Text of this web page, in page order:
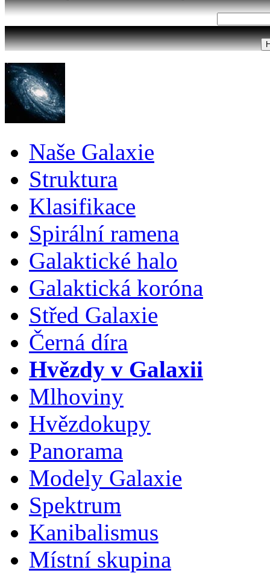
Naše Galaxie
Struktura
Klasifikace
Spirální ramena
Galaktické halo
Galaktická koróna
Střed Galaxie
Černá díra
Hvězdy v Galaxii
Mlhoviny
Hvězdokupy
Panorama
Modely Galaxie
Spektrum
Kanibalismus
Místní skupina